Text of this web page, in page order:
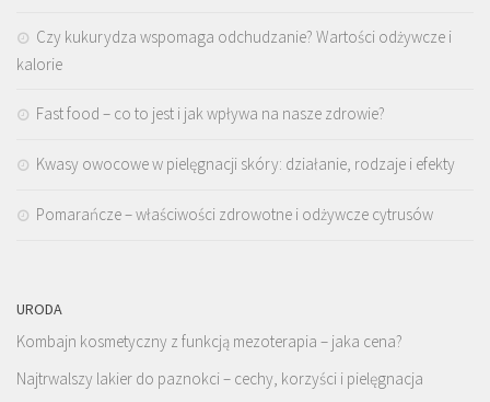
Czy kukurydza wspomaga odchudzanie? Wartości odżywcze i
kalorie
Fast food – co to jest i jak wpływa na nasze zdrowie?
Kwasy owocowe w pielęgnacji skóry: działanie, rodzaje i efekty
Pomarańcze – właściwości zdrowotne i odżywcze cytrusów
URODA
Kombajn kosmetyczny z funkcją mezoterapia – jaka cena?
Najtrwalszy lakier do paznokci – cechy, korzyści i pielęgnacja